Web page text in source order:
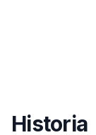
Historia